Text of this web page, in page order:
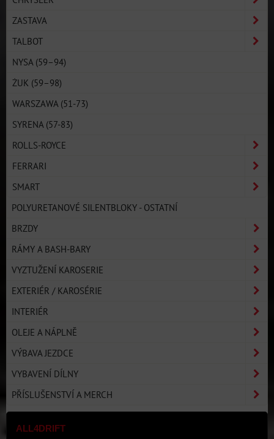
ZASTAVA
TALBOT
NYSA (59–94)
ŻUK (59–98)
WARSZAWA (51-73)
SYRENA (57-83)
ROLLS-ROYCE
FERRARI
SMART
POLYURETANOVÉ SILENTBLOKY - OSTATNÍ
BRZDY
RÁMY A BASH-BARY
VYZTUŽENÍ KAROSERIE
EXTERIÉR / KAROSÉRIE
INTERIÉR
OLEJE A NÁPLNĚ
VÝBAVA JEZDCE
VYBAVENÍ DÍLNY
PŘÍSLUŠENSTVÍ A MERCH
ALL4DRIFT